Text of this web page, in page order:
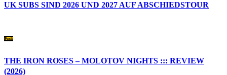
UK SUBS SIND 2026 UND 2027 AUF ABSCHIEDSTOUR
Punk
THE IRON ROSES – MOLOTOV NIGHTS ::: REVIEW
(2026)